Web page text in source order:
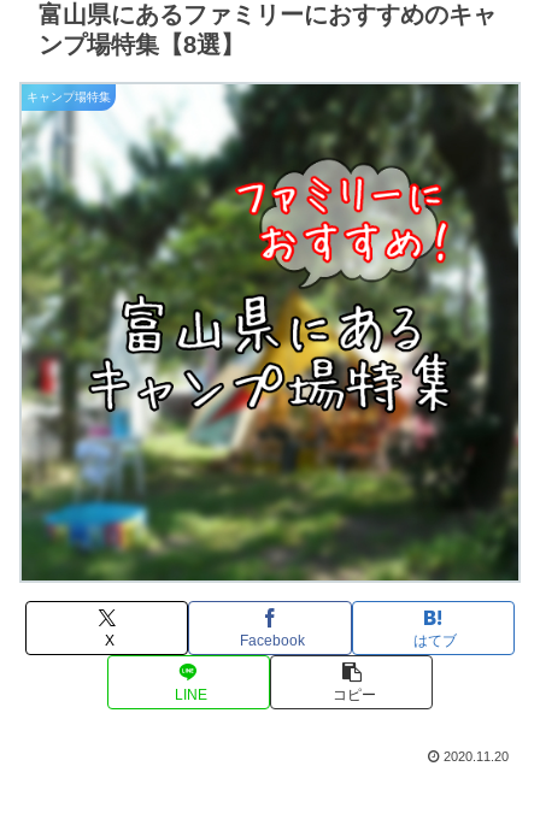
富山県にあるファミリーにおすすめのキャ
ンプ場特集【8選】
キャンプ場特集
X Facebook はてブ
LINE コピー
2020.11.20